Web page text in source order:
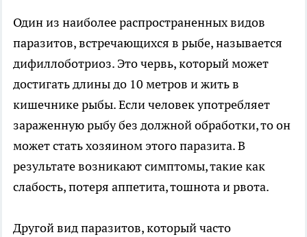
Один из наиболее распространенных видов
паразитов, встречающихся в рыбе, называется
дифиллоботриоз. Это червь, который может
достигать длины до 10 метров и жить в
кишечнике рыбы. Если человек употребляет
зараженную рыбу без должной обработки, то он
может стать хозяином этого паразита. В
результате возникают симптомы, такие как
слабость, потеря аппетита, тошнота и рвота.
Другой вид паразитов, который часто